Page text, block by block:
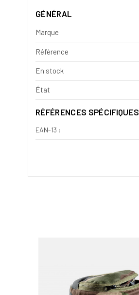
GÉNÉRAL
Marque
Référence
En stock
État
RÉFÉRENCES SPÉCIFIQUES
EAN-13 :